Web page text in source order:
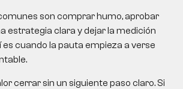
son comprar humo, aprobar
estrategia clara y dejar la medición
es cuando la pauta empieza a verse
cerrar sin un siguiente paso claro. Si